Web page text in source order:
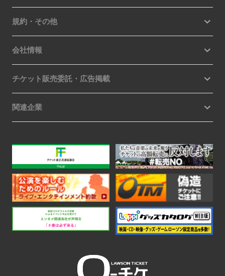
規約・その他
会社情報
チケット販売委託・広告掲載
関連企業